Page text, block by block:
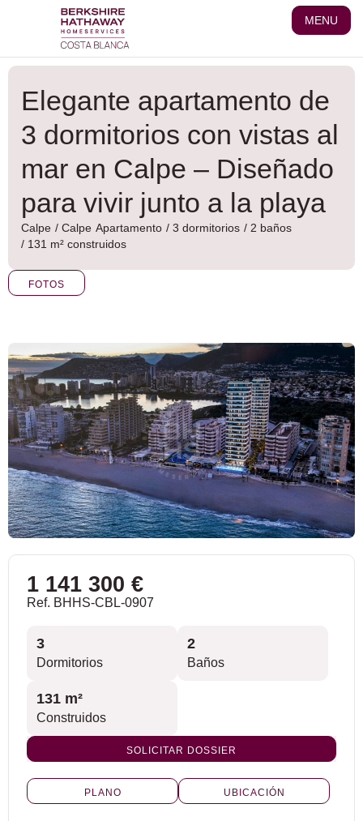
MENU
Elegante apartamento de
3 dormitorios con vistas al
mar en Calpe – Diseñado
para vivir junto a la playa
Calpe / Calpe Apartamento / 3 dormitorios / 2 baños
/ 131 m² construidos
FOTOS
1 141 300 €
Ref. BHHS-CBL-0907
3
Dormitorios
2
Baños
131 m²
Construidos
SOLICITAR DOSSIER
PLANO UBICACIÓN